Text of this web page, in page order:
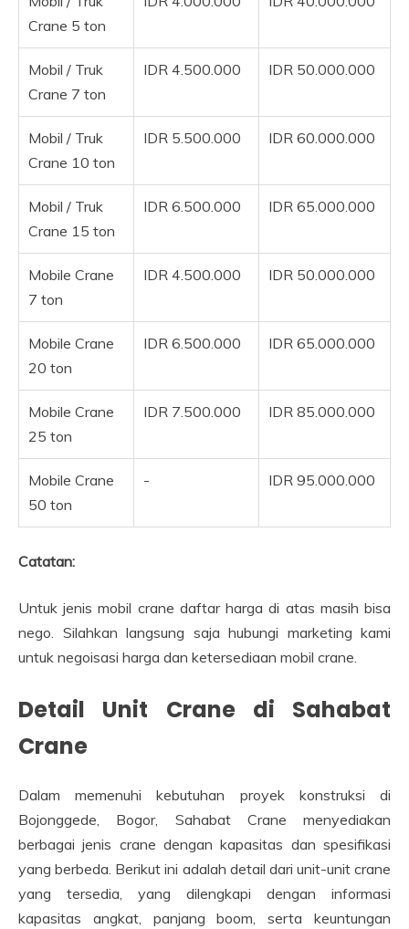
Crane 5 ton
Mobil / Truk
Crane 7 ton
IDR 4.500.000 IDR 50.000.000
Mobil / Truk
Crane 10 ton
IDR 5.500.000 IDR 60.000.000
Mobil / Truk
Crane 15 ton
IDR 6.500.000 IDR 65.000.000
Mobile Crane
7 ton
IDR 4.500.000 IDR 50.000.000
Mobile Crane
20 ton
IDR 6.500.000 IDR 65.000.000
Mobile Crane
25 ton
IDR 7.500.000 IDR 85.000.000
Mobile Crane
50 ton
- IDR 95.000.000
Catatan:
Untuk jenis mobil crane daftar harga di atas masih bisa
nego. Silahkan langsung saja hubungi marketing kami
untuk negoisasi harga dan ketersediaan mobil crane.
Detail Unit Crane di Sahabat
Crane
Dalam memenuhi kebutuhan proyek konstruksi di
Bojonggede, Bogor, Sahabat Crane menyediakan
berbagai jenis crane dengan kapasitas dan spesifikasi
yang berbeda. Berikut ini adalah detail dari unit-unit crane
yang tersedia, yang dilengkapi dengan informasi
kapasitas angkat, panjang boom, serta keuntungan